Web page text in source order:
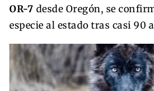
OR-7 desde Oregón, se
especie al estado tras casi 90